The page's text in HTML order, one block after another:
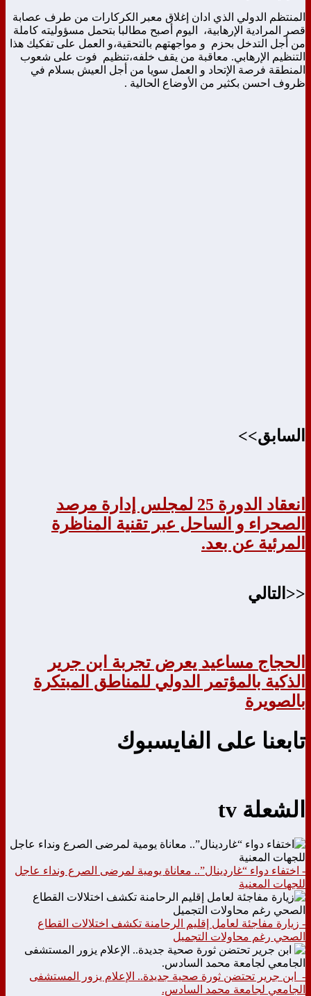
المنتظم الدولي الذي ادان إغلاق معبر الكركارات من طرف عصابة
قصر المرادية الإرهابية، اليوم أصبح مطالبا بتحمل مسؤوليته كاملة
من أجل التدخل بحزم و مواجهتهم بالتحقية،و العمل على تفكيك هذا
التنظيم الإرهابي. معاقبة من يقف خلفه،تنظيم فوت على شعوب
المنطقة فرصة الإتحاد و العمل سويا من أجل العيش بسلام في
ظروف احسن بكثير من الأوضاع الحالية .
السابق>>
انعقاد الدورة 25 لمجلس إدارة مرصد
الصحراء و الساحل عبر تقنية المناظرة
المرئية عن بعد.
<<التالي
الحجاج مساعيد يعرض تجربة ابن جرير
الذكية بالمؤتمر الدولي للمناطق المبتكرة
بالصويرة
تابعنا على الفايسبوك
الشعلة tv
- اختفاء دواء “غاردينال”.. معاناة يومية لمرضى الصرع ونداء عاجل
للجهات المعنية
- زيارة مفاجئة لعامل إقليم الرحامنة تكشف اختلالات القطاع
الصحي رغم محاولات التجميل
- ابن جرير تحتضن ثورة صحية جديدة.. الإعلام يزور المستشفى
الجامعي لجامعة محمد السادس.